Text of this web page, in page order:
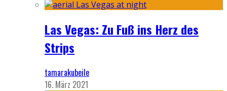
Las Vegas: Zu Fuß ins Herz des
Strips
tamarakubeile
16. März 2021